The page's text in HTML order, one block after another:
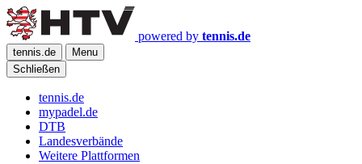
powered by tennis.de
tennis.de
Menu
Schließen
tennis.de
mypadel.de
DTB
Landesverbände
Weitere Plattformen